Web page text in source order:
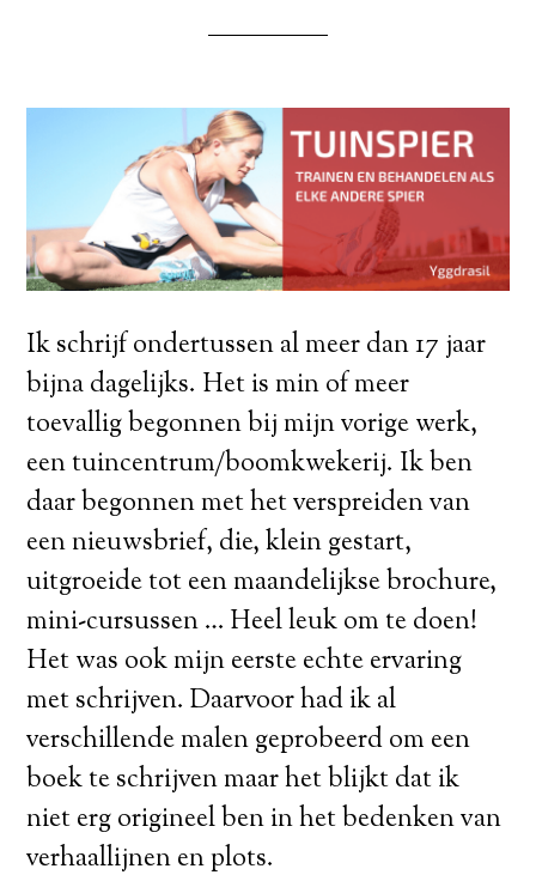
Ik schrijf ondertussen al meer dan 17 jaar
bijna dagelijks. Het is min of meer
toevallig begonnen bij mijn vorige werk,
een tuincentrum/boomkwekerij. Ik ben
daar begonnen met het verspreiden van
een nieuwsbrief, die, klein gestart,
uitgroeide tot een maandelijkse brochure,
mini-cursussen … Heel leuk om te doen!
Het was ook mijn eerste echte ervaring
met schrijven. Daarvoor had ik al
verschillende malen geprobeerd om een
boek te schrijven maar het blijkt dat ik
niet erg origineel ben in het bedenken van
verhaallijnen en plots.